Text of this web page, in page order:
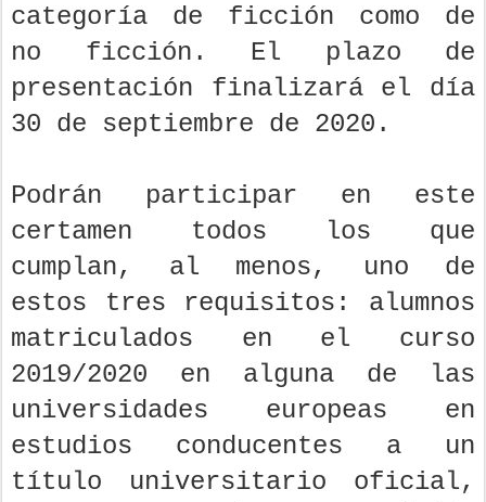
categoría de ficción como de
no ficción. El plazo de
presentación finalizará el día
30 de septiembre de 2020.
Podrán participar en este
certamen todos los que
cumplan, al menos, uno de
estos tres requisitos: alumnos
matriculados en el curso
2019/2020 en alguna de las
universidades europeas en
estudios conducentes a un
título universitario oficial,